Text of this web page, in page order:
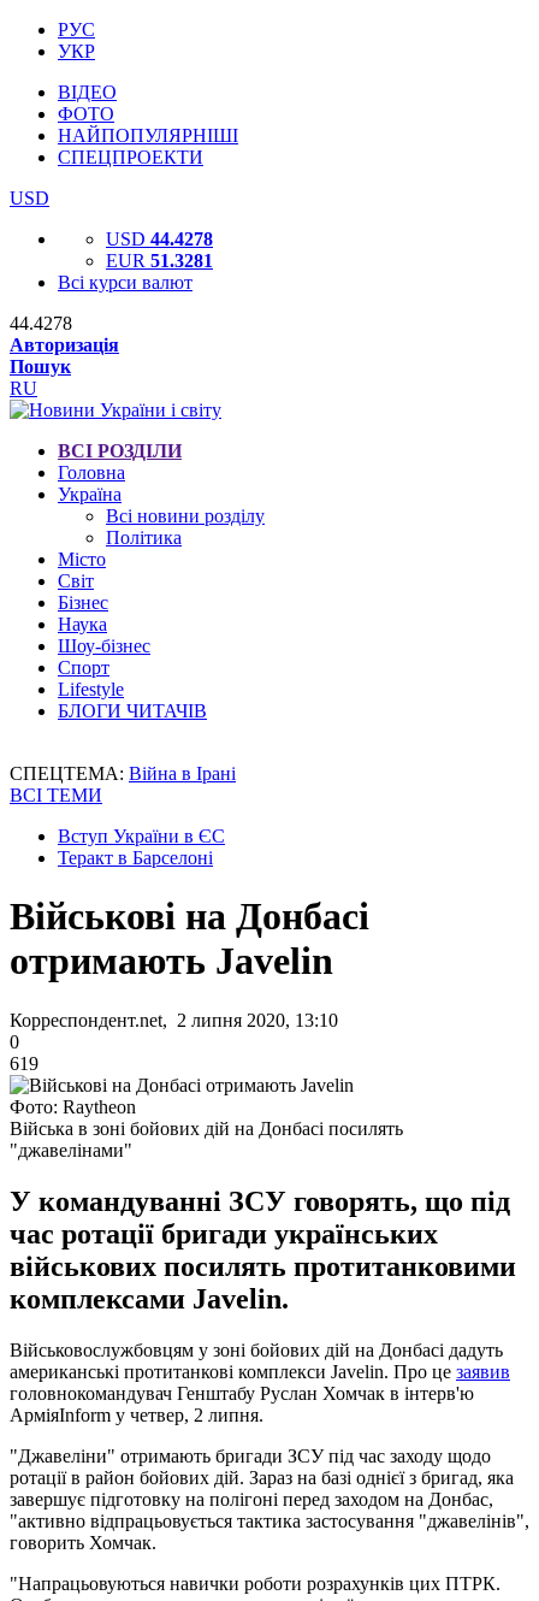
РУС
УКР
ВІДЕО
ФОТО
НАЙПОПУЛЯРНІШІ
СПЕЦПРОЕКТИ
USD
USD 44.4278
EUR 51.3281
Всі курси валют
44.4278
Авторизація
Пошук
RU
ВСІ РОЗДІЛИ
Головна
Україна
Всі новини розділу
Політика
Місто
Світ
Бізнес
Наука
Шоу-бізнес
Спорт
Lifestyle
БЛОГИ ЧИТАЧІВ
СПЕЦТЕМА: Війна в Ірані
ВСІ ТЕМИ
Вступ України в ЄС
Теракт в Барселоні
Військові на Донбасі
отримають Javelin
Корреспондент.net, 2 липня 2020, 13:10
0
619
Фото: Raytheon
Війська в зоні бойових дій на Донбасі посилять
"джавелінами"
У командуванні ЗСУ говорять, що під
час ротації бригади українських
військових посилять протитанковими
комплексами Javelin.
Військовослужбовцям у зоні бойових дій на Донбасі дадуть
американські протитанкові комплекси Javelin. Про це заявив
головнокомандувач Генштабу Руслан Хомчак в інтерв'ю
АрміяInform у четвер, 2 липня.
"Джавеліни" отримають бригади ЗСУ під час заходу щодо
ротації в район бойових дій. Зараз на базі однієї з бригад, яка
завершує підготовку на полігоні перед заходом на Донбас,
"активно відпрацьовується тактика застосування "джавелінів",
говорить Хомчак.
"Напрацьовуються навички роботи розрахунків цих ПТРК.